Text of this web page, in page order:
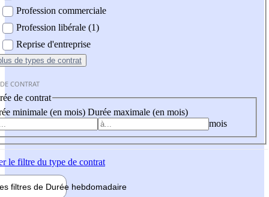
Profession commerciale
Profession libérale (1)
Reprise d'entreprise
de types de contrat
CONTRAT
de contrat
minimale (en mois) Durée maximale (en mois)
mois
le filtre du type de contrat
filtres de Durée hebdomadaire